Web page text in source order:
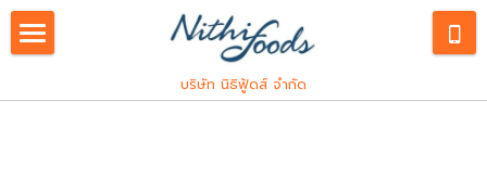
บริษัท นิธิฟู้ดส์ จำกัด